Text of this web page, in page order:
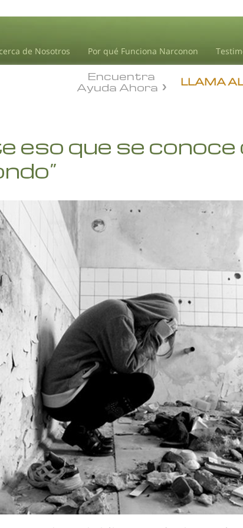
de Nosotros Por qué Funciona Narconon
LLAMA
Encuentra
Ayuda Ahora
eso que se conoce